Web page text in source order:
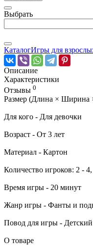
Выбрать
КаталогИгры для
Описание
Характеристики
Отзывы 0
Размер (Длина × Ширина
Для кого - Для девочки
Возраст - От 3 лет
Материал - Картон
Количество игроков: 2 -
Время игры - 20 минут
Жанр игры - Фанты и
Повод для игры -
О товаре